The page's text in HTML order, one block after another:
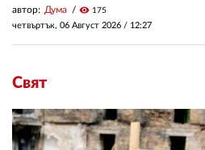
автор: Дума visibility 175
четвъртък, 06 Август 2026 / 12:27
Свят